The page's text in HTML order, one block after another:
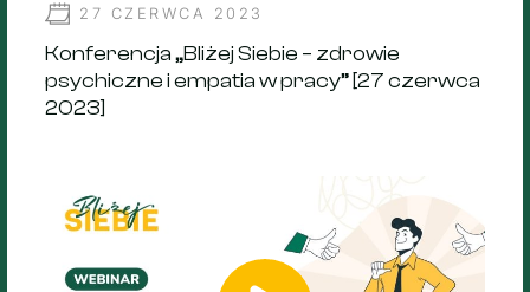
27 CZERWCA 2023
Konferencja „Bliżej Siebie – zdrowie
psychiczne i empatia w pracy” [27 czerwca
2023]